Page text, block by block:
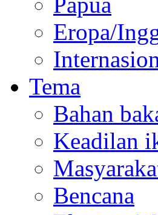
Eropa/
Tema
Bahan
Keadilan
Bencana